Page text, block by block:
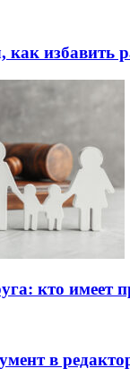
как избавить
кто имеет
в